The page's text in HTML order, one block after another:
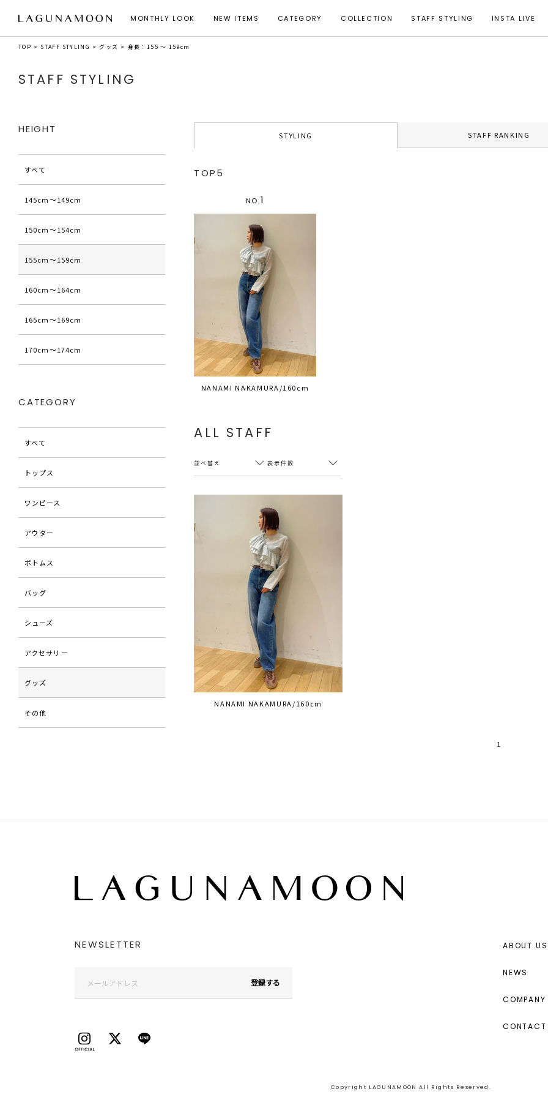
MONTHLY LOOK NEW ITEMS CATEGORY COLLECTION STAFF STYLING INSTA LIVE
TOP STAFF STYLING グッズ 身長：155 ～ 159cm
STAFF STYLING
STYLING STAFF RANKING
TOP5
NO.1
NANAMI NAKAMURA/160cm
ALL STAFF
並べ替え
アクセス順
表示件数
NANAMI NAKAMURA/160cm
1
HEIGHT
すべて
145cm〜149cm
150cm〜154cm
155cm〜159cm
160cm〜164cm
165cm〜169cm
170cm〜174cm
CATEGORY
すべて
トップス
ワンピース
アウター
ボトムス
バッグ
シューズ
アクセサリー
グッズ
その他
NEWSLETTER
登録する
ABOUT US
NEWS
COMPANY
CONTACT
Copyright LAGUNAMOON All Rights Reserved.